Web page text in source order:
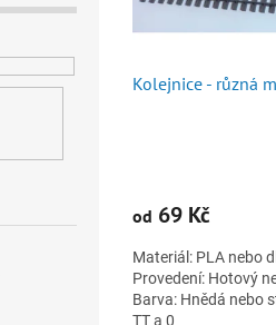
Kolejnice - různá
od 69 Kč
Materiál: PLA nebo
Provedení: Hotový
Barva: Hnědá nebo
TT a 0